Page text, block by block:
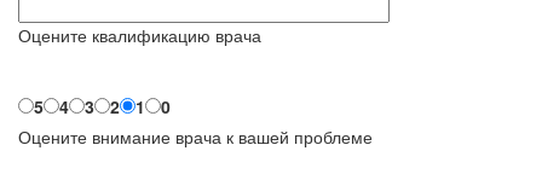
Оцените квалификацию врача
5 4 3 2 1
0
Оцените внимание врача к вашей проблеме